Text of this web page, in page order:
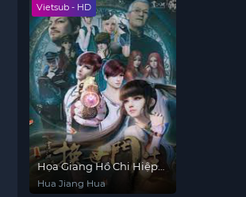
Vietsub - HD
Họa Giang Hồ Chi Hiệp
Lam
Hua Jiang Hua